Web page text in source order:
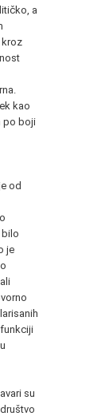
a
kroz
kao
po boji
od
bilo
je
su